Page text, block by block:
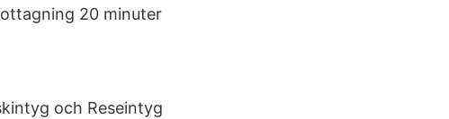
20 minuter
och Reseintyg